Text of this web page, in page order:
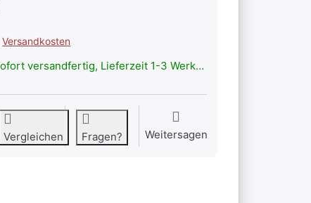
Versandkosten
versandfertig, Lieferzeit 1-3 Werktage.
Vergleichen Fragen? Weitersagen